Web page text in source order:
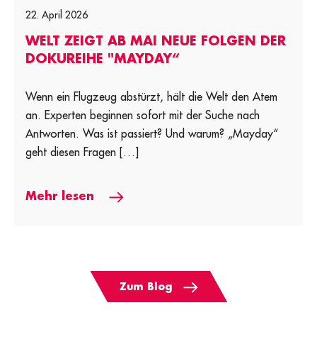
22. April 2026
WELT ZEIGT AB MAI NEUE FOLGEN DER
DOKUREIHE "MAYDAY“
Wenn ein Flugzeug abstürzt, hält die Welt den Atem
an. Experten beginnen sofort mit der Suche nach
Antworten. Was ist passiert? Und warum? „Mayday“
geht diesen Fragen […]
Mehr lesen
Zum Blog